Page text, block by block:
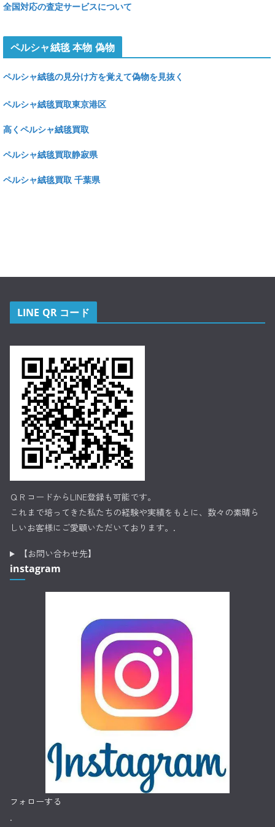
全国対応の査定サービスについて
ペルシャ絨毯 本物 偽物
ペルシャ絨毯の見分け方を覚えて偽物を見抜く
ペルシャ絨毯買取東京港区
高くペルシャ絨毯買取
ペルシャ絨毯買取静寂県
ペルシャ絨毯買取 千葉県
LINE QR コード
ＱＲコードからLINE登録も可能です。
これまで培ってきた私たちの経験や実績をもとに、数々の素晴ら
しいお客様にご愛顧いただいております。.
【お問い合わせ先】
instagram
フォローする
.